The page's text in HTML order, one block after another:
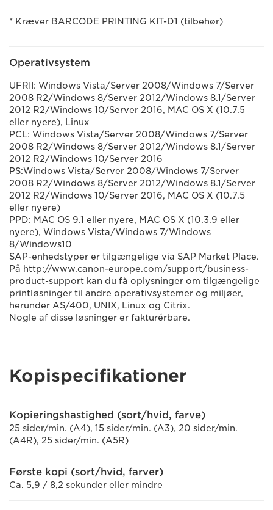
* Kræver BARCODE PRINTING KIT-D1 (tilbehør)
Operativsystem
UFRII: Windows Vista/Server 2008/Windows 7/Server
2008 R2/Windows 8/Server 2012/Windows 8.1/Server
2012 R2/Windows 10/Server 2016, MAC OS X (10.7.5
eller nyere), Linux
PCL: Windows Vista/Server 2008/Windows 7/Server
2008 R2/Windows 8/Server 2012/Windows 8.1/Server
2012 R2/Windows 10/Server 2016
PS:Windows Vista/Server 2008/Windows 7/Server
2008 R2/Windows 8/Server 2012/Windows 8.1/Server
2012 R2/Windows 10/Server 2016, MAC OS X (10.7.5
eller nyere)
PPD: MAC OS 9.1 eller nyere, MAC OS X (10.3.9 eller
nyere), Windows Vista/Windows 7/Windows
8/Windows10
SAP-enhedstyper er tilgængelige via SAP Market Place.
På http://www.canon-europe.com/support/business-
product-support kan du få oplysninger om tilgængelige
printløsninger til andre operativsystemer og miljøer,
herunder AS/400, UNIX, Linux og Citrix.
Nogle af disse løsninger er fakturérbare.
Kopispecifikationer
Kopieringshastighed (sort/hvid, farve)
25 sider/min. (A4), 15 sider/min. (A3), 20 sider/min.
(A4R), 25 sider/min. (A5R)
Første kopi (sort/hvid, farver)
Ca. 5,9 / 8,2 sekunder eller mindre